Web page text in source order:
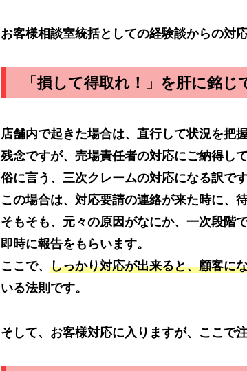
お客様相談室統括としての経験談からの対
「損して得取れ！」を肝に銘じ
店舗内で起きた場合は、直行して状況を把
残念ですが、売場責任者の対応にご納得し
俗に言う、三次クレームの対応になる訳で
この場合は、対応要請の連絡が来た時に、
そもそも、元々の原因がなにか、一次段階
即時に報告をもらいます。
ここで、しっかり対応が出来ると、顧客に
いる法則です。
そして、お客様対応に入りますが、ここで